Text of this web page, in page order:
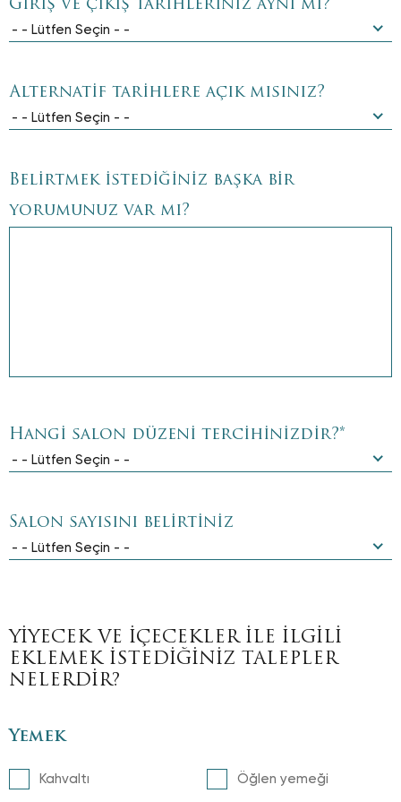
Giriş ve çıkış tarihleriniz aynı mı?
- - Lütfen Seçin - -
Alternatif tarihlere açık mısınız?
- - Lütfen Seçin - -
Belirtmek istediğiniz başka bir
yorumunuz var mı?
Hangi salon düzeni tercihinizdir?*
- - Lütfen Seçin - -
Salon sayısını belirtiniz
- - Lütfen Seçin - -
YİYECEK VE İÇECEKLER İLE İLGİLİ
EKLEMEK İSTEDİĞİNİZ TALEPLER
NELERDİR?
Yemek
Kahvaltı Öğlen yemeği